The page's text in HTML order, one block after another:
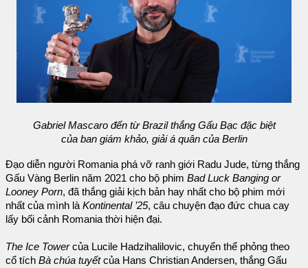
Gabriel Mascaro đến từ Brazil thắng Gấu Bạc đặc biệt
của ban giám khảo, giải á quân của Berlin
Đạo diễn người Romania phá vỡ ranh giới Radu Jude, từng thắng
Gấu Vàng Berlin năm 2021 cho bộ phim Bad Luck Banging or
Looney Porn, đã thắng giải kịch bản hay nhất cho bộ phim mới
nhất của mình làKontinental ’25, câu chuyện đạo đức chua cay
lấy bối cảnh Romania thời hiện đại.
The Ice Towercủa Lucile Hadzihalilovic, chuyển thể phỏng theo
cổ tích Bà chúa tuyếtcủa Hans Christian Andersen, thắng Gấu